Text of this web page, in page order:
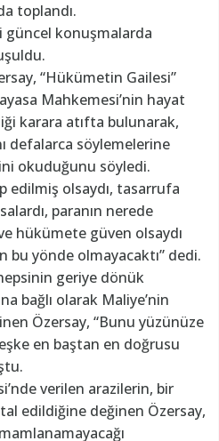
toplandı.
güncel konuşmalarda
“Hükümetin Gailesi”
Mahkemesi’nin hayat
karara atıfta bulunarak,
defalarca söylemelerine
okuduğunu söyledi.
edilmiş olsaydı, tasarrufa
paranın nerede
hükümete güven olsaydı
bu yönde olmayacaktı” dedi.
geriye dönük
bağlı olarak Maliye’nin
Özersay, “Bunu yüzünüze
en baştan en doğrusu
verilen arazilerin, bir
edildiğine değinen Özersay,